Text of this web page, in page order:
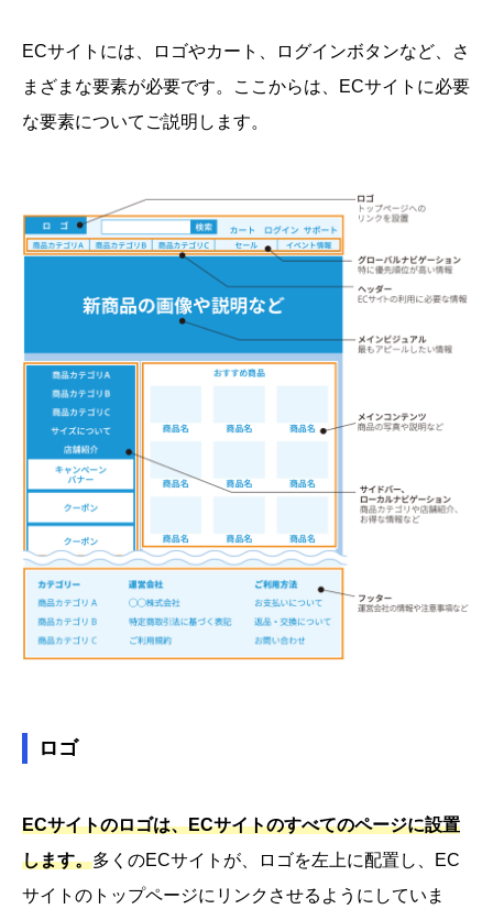
ECサイトには、ロゴやカート、ログインボタンなど、さ
まざまな要素が必要です。ここからは、ECサイトに必要
な要素についてご説明します。
ロゴ
ECサイトのロゴは、ECサイトのすべてのページに設置
します。多くのECサイトが、ロゴを左上に配置し、EC
サイトのトップページにリンクさせるようにしていま